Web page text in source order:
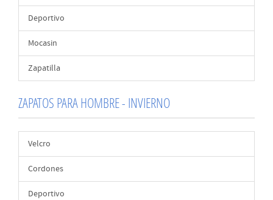
Deportivo
Mocasin
Zapatilla
ZAPATOS PARA HOMBRE - INVIERNO
Velcro
Cordones
Deportivo